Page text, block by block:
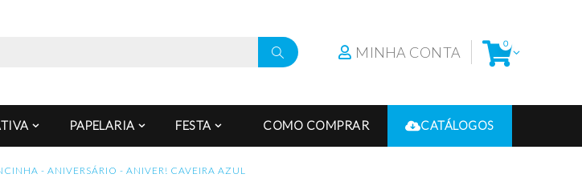
MINHA CONTA 0
PAPELARIA FESTA COMO COMPRAR CATÁLOGOS
- ANIVERSÁRIO - ANIVER! CAVEIRA AZUL